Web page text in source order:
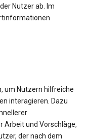
Nutzer ab. Im
um Nutzern hilfreiche
interagieren. Dazu
Arbeit und Vorschläge,
der nach dem